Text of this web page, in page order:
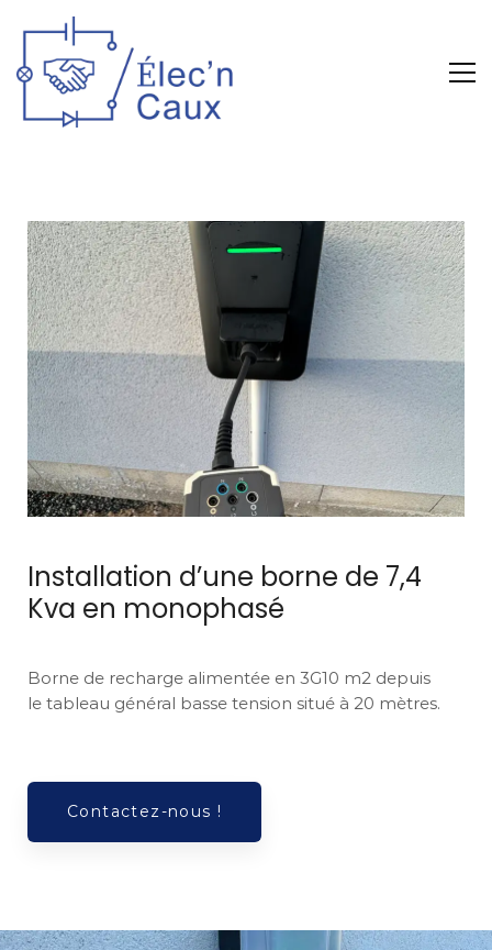
Installation d’une borne de 7,4
Kva en monophasé
Borne de recharge alimentée en 3G10 m2 depuis
le tableau général basse tension situé à 20 mètres.
Contactez-nous !